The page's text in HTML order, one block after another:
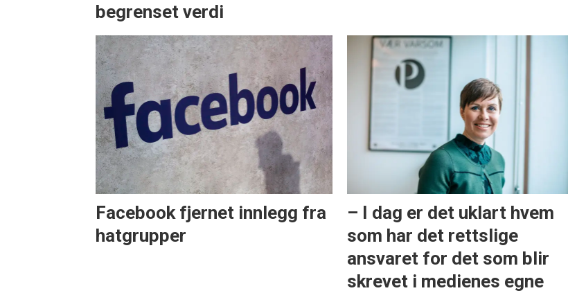
begrenset verdi
Facebook fjernet innlegg fra
hatgrupper
– I dag er det uklart hvem
som har det rettslige
ansvaret for det som blir
skrevet i medienes egne